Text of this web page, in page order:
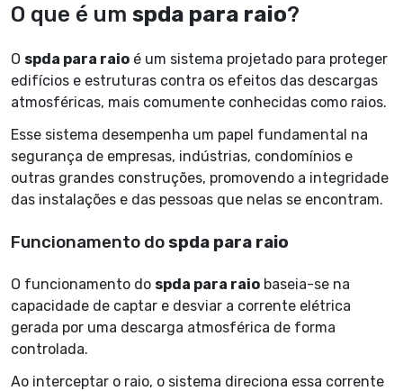
O que é um spda para raio?
O spda para raio é um sistema projetado para proteger
edifícios e estruturas contra os efeitos das descargas
atmosféricas, mais comumente conhecidas como raios.
Esse sistema desempenha um papel fundamental na
segurança de empresas, indústrias, condomínios e
outras grandes construções, promovendo a integridade
das instalações e das pessoas que nelas se encontram.
Funcionamento dospda para raio
O funcionamento do spda para raio baseia-se na
capacidade de captar e desviar a corrente elétrica
gerada por uma descarga atmosférica de forma
controlada.
Ao interceptar o raio, o sistema direciona essa corrente